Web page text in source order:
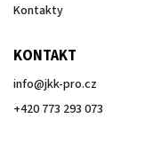
Kontakty
KONTAKT
info@jkk-pro.cz
+420 773 293 073